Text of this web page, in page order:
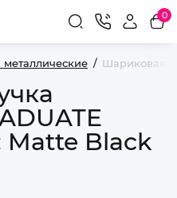
0
металлические Шариковая
Matte Black